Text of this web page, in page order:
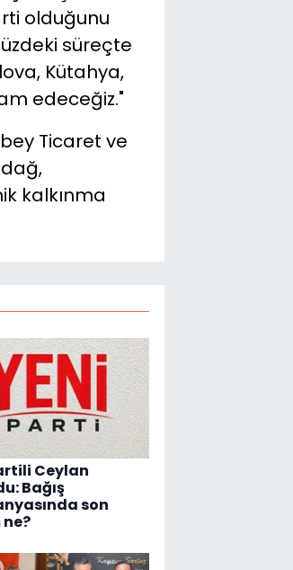
olduğunu
süreçte
Kütahya,
edeceğiz."
Ticaret ve
kalkınma
Ceylan
Bağış
son